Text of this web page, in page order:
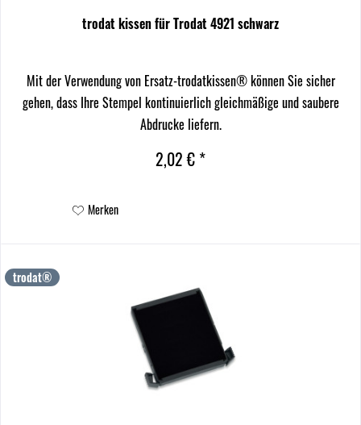
trodat kissen für Trodat 4921 schwarz
Mit der Verwendung von Ersatz-trodatkissen® können Sie sicher
gehen, dass Ihre Stempel kontinuierlich gleichmäßige und saubere
Abdrucke liefern.
2,02 € *
Merken
trodat®